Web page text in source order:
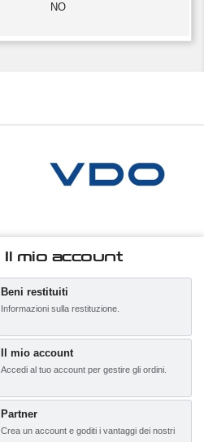
NO
Il mio account
Beni restituiti
Informazioni sulla restituzione.
Il mio account
Accedi al tuo account per gestire gli ordini.
Partner
Crea un account e goditi i vantaggi dei nostri